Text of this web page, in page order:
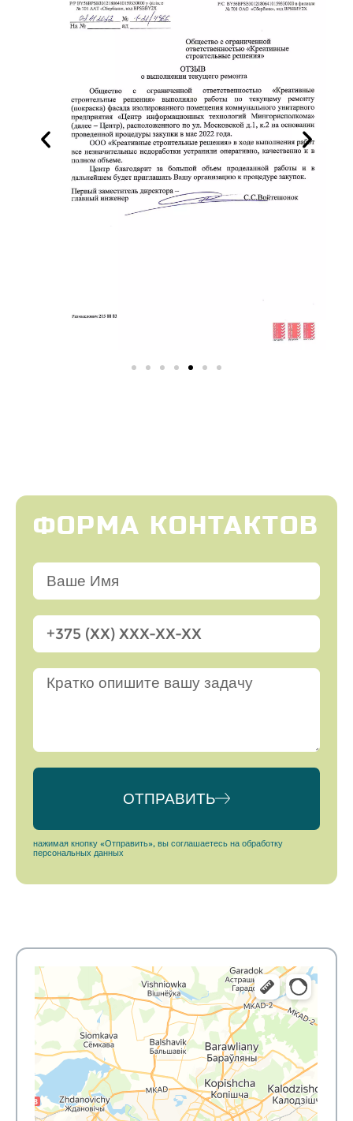
ФОРМА КОНТАКТОВ
ОТПРАВИТЬ
Alternative:
нажимая кнопку «Отправить», вы соглашаетесь на обработку
персональных данных